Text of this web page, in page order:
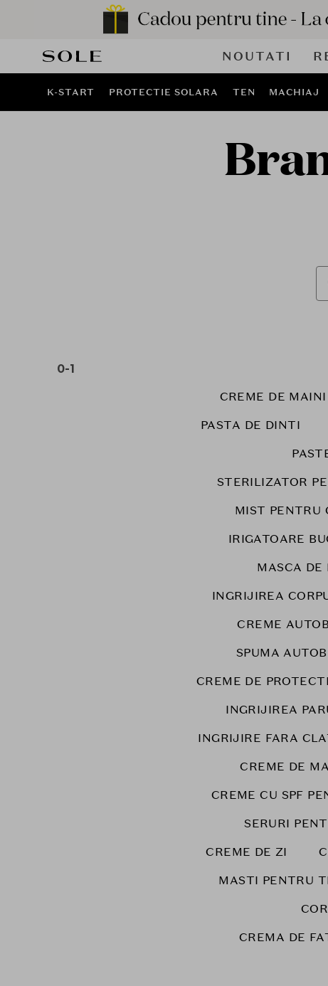
NOUTATI
K-START PROTECTIE SOLARA TEN MACHIAJ
0-1
CREME DE MAINI
PASTA DE DINTI
STERILIZATOR
MIST PENTRU
IRIGATOARE
MASCA DE
INGRIJIREA
CREME
SPUMA
CREME DE
INGRIJIREA
INGRIJIRE FARA
CREME DE
CREME CU SPF
SERURI
CREME DE ZI
MASTI PENTRU
CREMA DE